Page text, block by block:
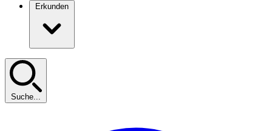
Erkunden
Suche...